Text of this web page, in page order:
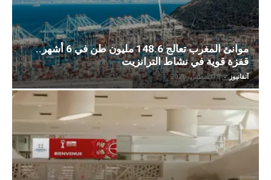
موانئ المغرب تعالج 148.6 مليون طن في 6 أشهر..
قفزة قوية في نشاط الترانزيت
آنفانيوز - 8 أغسطس، 2026